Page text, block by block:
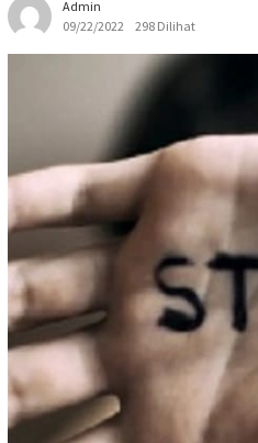
Admin
09/22/2022
298 Dilihat